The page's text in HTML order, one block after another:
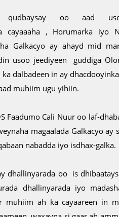
qudbaysay oo aad
cayaaaha , Horumarka iyo
Galkacyo ay ahayd mid
usoo jeediyeen guddiga
dalbadeen in ay
muhiim ugu yihiin.
Faadumo Cali Nuur oo laf-
magaalada Galkacyo ay
nabadda iyo isdhax-galka.
dhallinyarada oo is
dhallinyarada iyo
ah ka cayaareen in